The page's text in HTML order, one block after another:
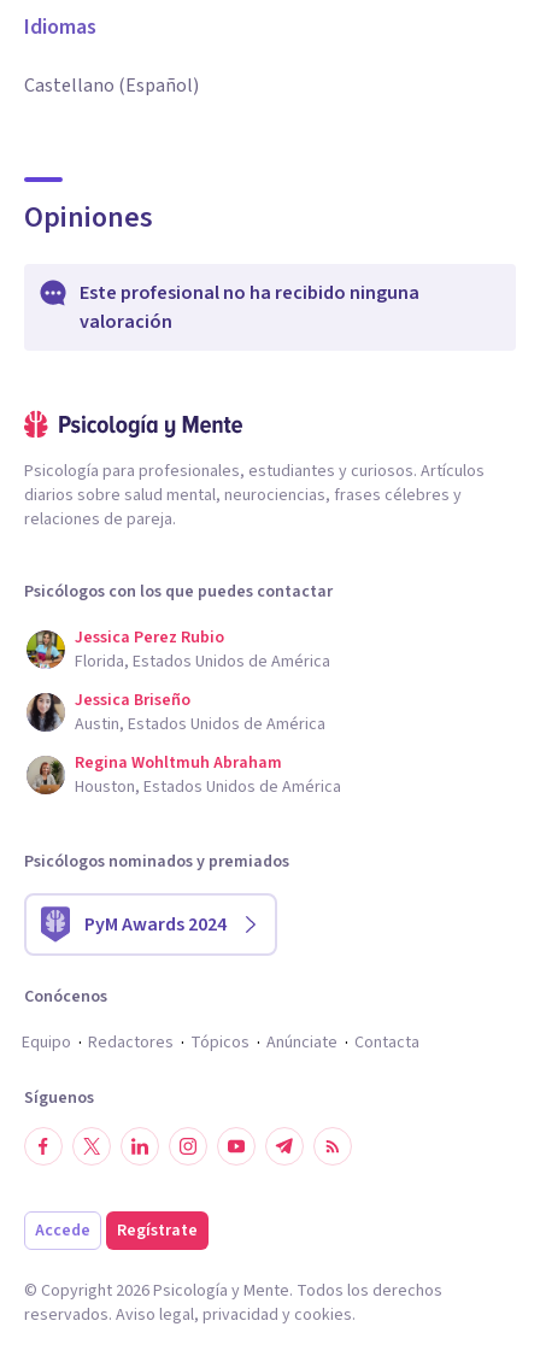
Idiomas
Castellano (Español)
Opiniones
Este profesional no ha recibido ninguna
valoración
Psicología para profesionales, estudiantes y curiosos. Artículos
diarios sobre salud mental, neurociencias, frases célebres y
relaciones de pareja.
Psicólogos con los que puedes contactar
Jessica Perez Rubio
Florida, Estados Unidos de América
Jessica Briseño
Austin, Estados Unidos de América
Regina Wohltmuh Abraham
Houston, Estados Unidos de América
Psicólogos nominados y premiados
PyM Awards 2024
Conócenos
Equipo
Redactores Tópicos Anúnciate Contacta
Síguenos
Accede Regístrate
© Copyright 2026Psicología y Mente. Todos los derechos
reservados. Aviso legal, privacidad y cookies.